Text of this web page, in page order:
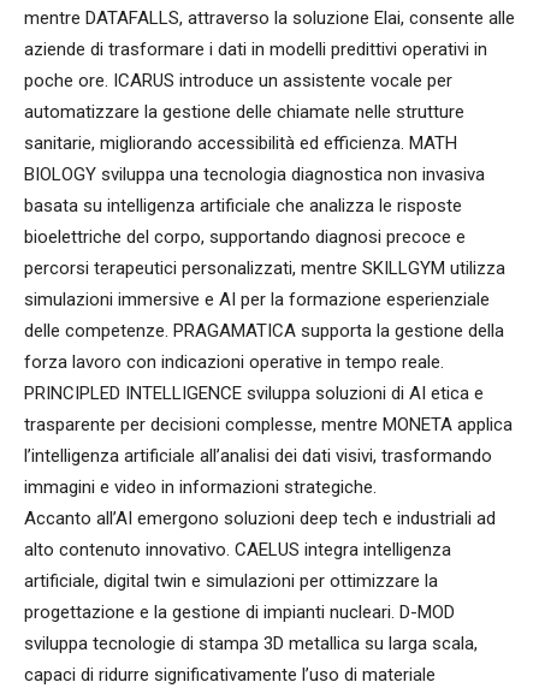
mentre DATAFALLS, attraverso la soluzione Elai, consente alle
aziende di trasformare i dati in modelli predittivi operativi in
poche ore. ICARUS introduce un assistente vocale per
automatizzare la gestione delle chiamate nelle strutture
sanitarie, migliorando accessibilità ed efficienza. MATH
BIOLOGY sviluppa una tecnologia diagnostica non invasiva
basata su intelligenza artificiale che analizza le risposte
bioelettriche del corpo, supportando diagnosi precoce e
percorsi terapeutici personalizzati, mentre SKILLGYM utilizza
simulazioni immersive e AI per la formazione esperienziale
delle competenze. PRAGAMATICA supporta la gestione della
forza lavoro con indicazioni operative in tempo reale.
PRINCIPLED INTELLIGENCE sviluppa soluzioni di AI etica e
trasparente per decisioni complesse, mentre MONETA applica
l’intelligenza artificiale all’analisi dei dati visivi, trasformando
immagini e video in informazioni strategiche.
Accanto all’AI emergono soluzioni deep tech e industriali ad
alto contenuto innovativo. CAELUS integra intelligenza
artificiale, digital twin e simulazioni per ottimizzare la
progettazione e la gestione di impianti nucleari. D-MOD
sviluppa tecnologie di stampa 3D metallica su larga scala,
capaci di ridurre significativamente l’uso di materiale